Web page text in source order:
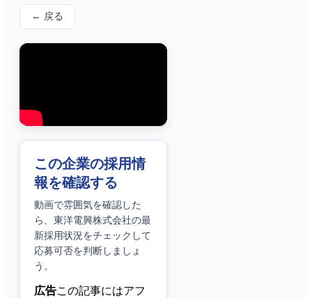
← 戻る
この企業の採用情
報を確認する
動画で雰囲気を確認した
ら、 東洋電興株式会社の最
新採用状況をチェックして
応募可否を判断しましょ
う。
広告この記事にはアフ